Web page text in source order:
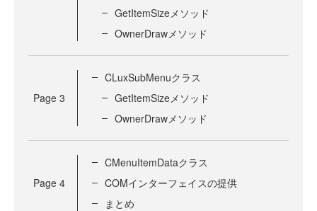
GetItemSizeメソッド
OwnerDrawメソッド
Page 3
CLuxSubMenuクラス
GetItemSizeメソッド
OwnerDrawメソッド
Page 4
CMenuItemDataクラス
COMインターフェイスの提供
まとめ